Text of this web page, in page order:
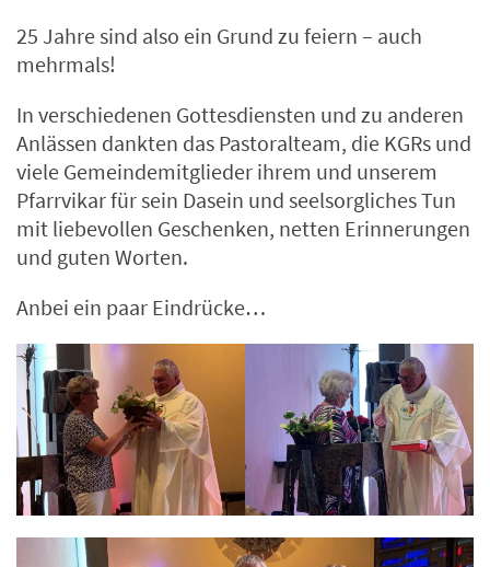
25 Jahre sind also ein Grund zu feiern – auch
mehrmals!
In verschiedenen Gottesdiensten und zu anderen
Anlässen dankten das Pastoralteam, die KGRs und
viele Gemeindemitglieder ihrem und unserem
Pfarrvikar für sein Dasein und seelsorgliches Tun
mit liebevollen Geschenken, netten Erinnerungen
und guten Worten.
Anbei ein paar Eindrücke…